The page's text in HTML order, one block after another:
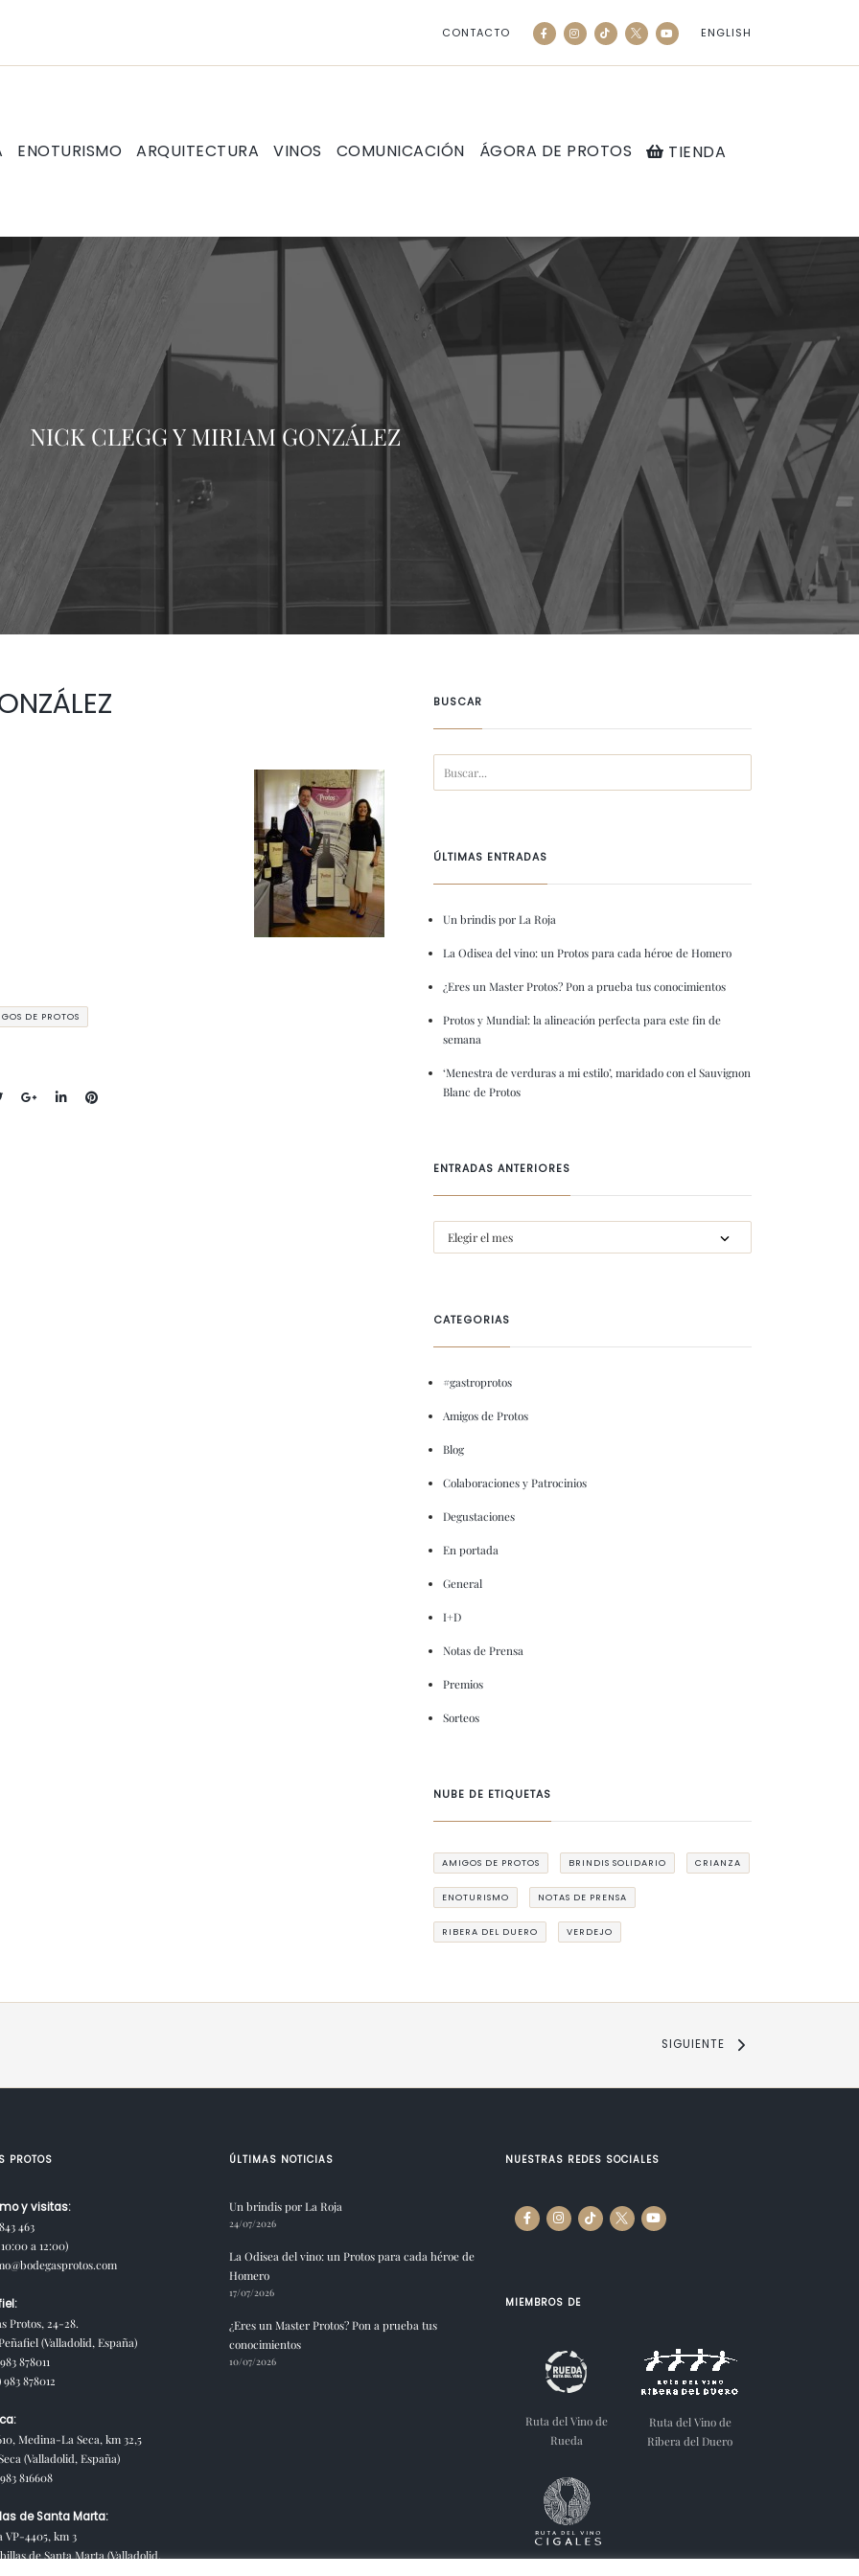
CONTACTO ENGLISH
ENOTURISMO ARQUITECTURA VINOS COMUNICACIÓN ÁGORA DE PROTOS TIENDA
NICK CLEGG Y MIRIAM GONZÁLEZ
DE PROTOS
BUSCAR
ÚLTIMAS ENTRADAS
Un brindis por La Roja
La Odisea del vino: un Protos para cada héroe de Homero
¿Eres un Master Protos? Pon a prueba tus conocimientos
Protos y Mundial: la alineación perfecta para este fin de
semana
‘Menestra de verduras a mi estilo’, maridado con el Sauvignon
Blanc de Protos
ENTRADAS ANTERIORES
CATEGORIAS
#gastroprotos
Amigos de Protos
Blog
Colaboraciones y Patrocinios
Degustaciones
En portada
General
I+D
Notas de Prensa
Premios
Sorteos
NUBE DE ETIQUETAS
AMIGOS DE PROTOS BRINDIS SOLIDARIO CRIANZA
ENOTURISMO NOTAS DE PRENSA
RIBERA DEL DUERO VERDEJO
SIGUIENTE
PROTOS
y visitas:
463
a 12:00)
Protos, 24-28.
(Valladolid, España)
878011
878012
Medina-La Seca, km 32,5
(Valladolid, España)
816608
de Santa Marta:
4405, km 3
de Santa Marta (Valladolid,
ÚLTIMAS NOTICIAS
Un brindis por La Roja
24/07/2026
La Odisea del vino: un Protos para cada héroe de
Homero
17/07/2026
¿Eres un Master Protos? Pon a prueba tus
conocimientos
10/07/2026
NUESTRAS REDES SOCIALES
MIEMBROS DE
Ruta del Vino de
Rueda
Ruta del Vino de
Ribera del Duero